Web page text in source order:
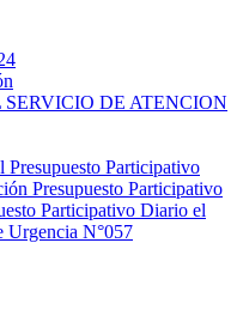
DE ATENCION
Participativo
Presupuesto Participativo
Participativo Diario el
Urgencia N°057